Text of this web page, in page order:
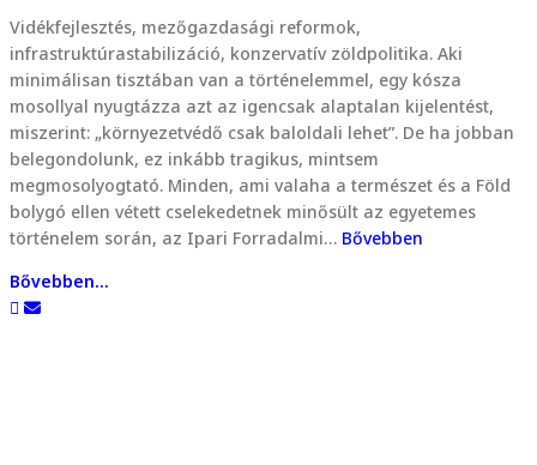
Vidékfejlesztés, mezőgazdasági reformok,
infrastruktúrastabilizáció, konzervatív zöldpolitika. Aki
minimálisan tisztában van a történelemmel, egy kósza
mosollyal nyugtázza azt az igencsak alaptalan kijelentést,
miszerint: „környezetvédő csak baloldali lehet”. De ha jobban
belegondolunk, ez inkább tragikus, mintsem
megmosolyogtató. Minden, ami valaha a természet és a Föld
bolygó ellen vétett cselekedetnek minősült az egyetemes
történelem során, az Ipari Forradalmi… Bővebben
Bővebben...